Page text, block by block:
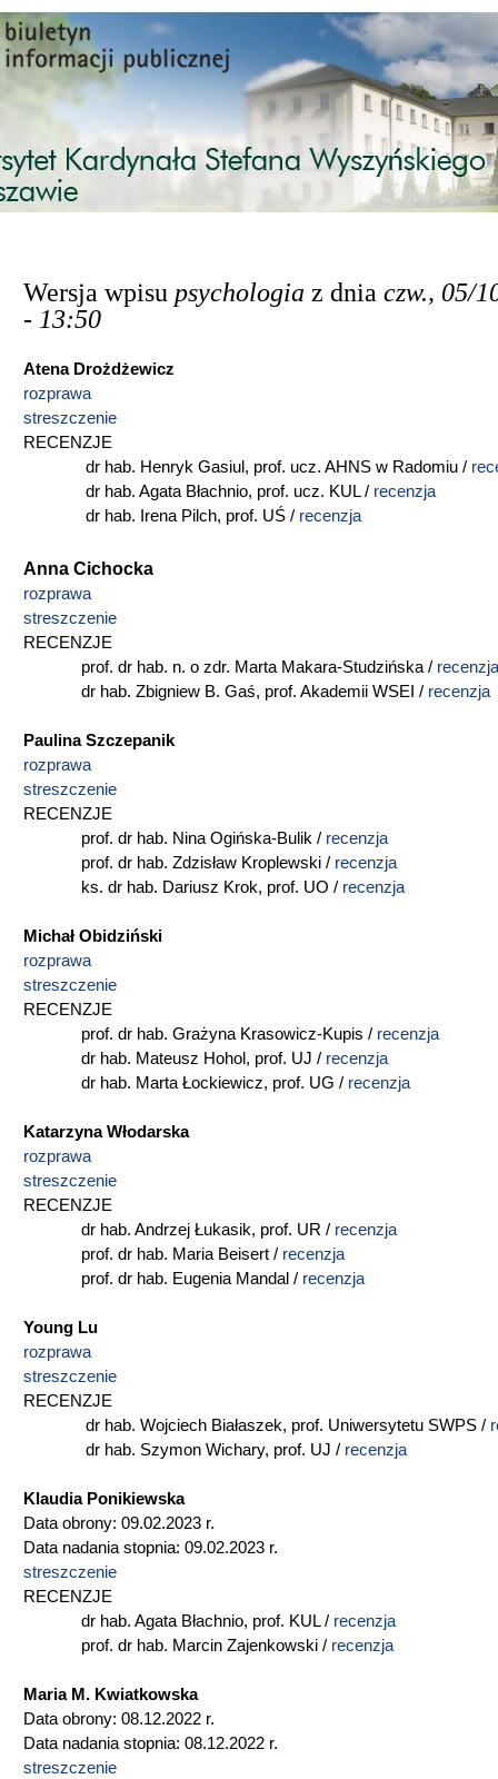
Przejdź do treści
Wersja wpisu psychologia z dnia czw., 05/
- 13:50
Atena Drożdżewicz
rozprawa
streszczenie
RECENZJE
dr hab. Henryk Gasiul, prof. ucz. AHNS w Radomiu /
dr hab. Agata Błachnio, prof. ucz. KUL / recenzja
dr hab. Irena Pilch, prof. UŚ / recenzja
Anna Cichocka
rozprawa
streszczenie
RECENZJE
prof. dr hab. n. o zdr. Marta Makara-Studzińska / recenzja
dr hab. Zbigniew B. Gaś, prof. Akademii WSEI / recenzja
Paulina Szczepanik
rozprawa
streszczenie
RECENZJE
prof. dr hab. Nina Ogińska-Bulik / recenzja
prof. dr hab. Zdzisław Kroplewski / recenzja
ks. dr hab. Dariusz Krok, prof. UO / recenzja
Michał Obidziński
rozprawa
streszczenie
RECENZJE
prof. dr hab. Grażyna Krasowicz-Kupis / recenzja
dr hab. Mateusz Hohol, prof. UJ / recenzja
dr hab. Marta Łockiewicz, prof. UG / recenzja
Katarzyna Włodarska
rozprawa
streszczenie
RECENZJE
dr hab. Andrzej Łukasik, prof. UR / recenzja
prof. dr hab. Maria Beisert / recenzja
prof. dr hab. Eugenia Mandal / recenzja
Young Lu
rozprawa
streszczenie
RECENZJE
dr hab. Wojciech Białaszek, prof. Uniwersytetu SWPS /
dr hab. Szymon Wichary, prof. UJ / recenzja
Klaudia Ponikiewska
Data obrony: 09.02.2023 r.
Data nadania stopnia: 09.02.2023 r.
streszczenie
RECENZJE
dr hab. Agata Błachnio, prof. KUL / recenzja
prof. dr hab. Marcin Zajenkowski / recenzja
Maria M. Kwiatkowska
Data obrony: 08.12.2022 r.
Data nadania stopnia: 08.12.2022 r.
streszczenie